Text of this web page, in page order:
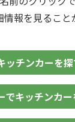
情報を見ること
ッチンカーを
でキッチンカ